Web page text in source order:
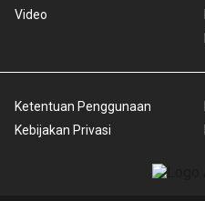
Video
Ketentuan Penggunaan
Kebijakan Privasi